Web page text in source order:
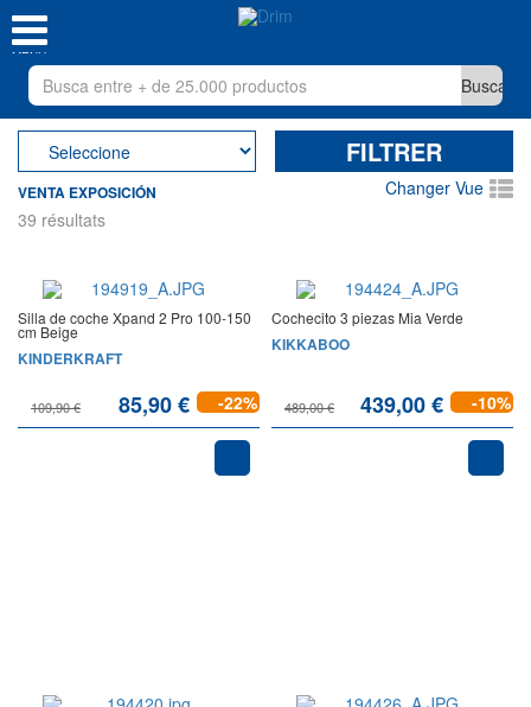
MENU
FILTRER
VENTA EXPOSICIÓN
Changer Vue
39 résultats
Silla de coche Xpand 2 Pro 100-150
cm Beige
KINDERKRAFT
109,90 € 85,90 € -22%
Cochecito 3 piezas Mia Verde
KIKKABOO
489,00 € 439,00 € -10%